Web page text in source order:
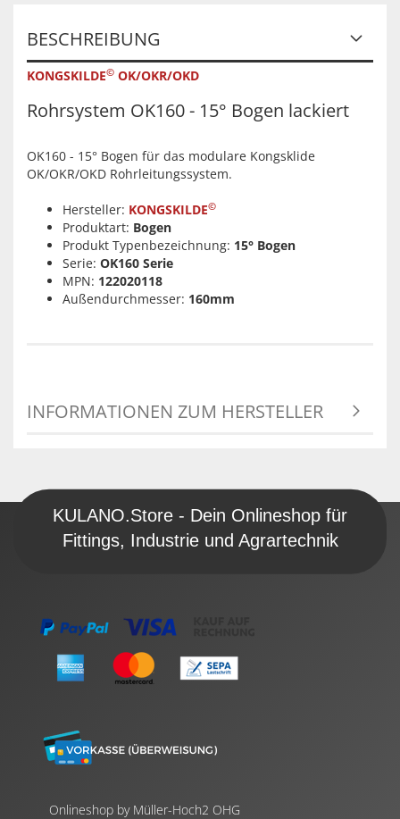
BESCHREIBUNG
KONGSKILDE© OK/OKR/OKD
Rohrsystem OK160 - 15° Bogen lackiert
OK160 - 15° Bogen für das modulare Kongsklide
OK/OKR/OKD Rohrleitungssystem.
Hersteller: KONGSKILDE©
Produktart: Bogen
Produkt Typenbezeichnung: 15° Bogen
Serie: OK160 Serie
MPN: 122020118
Außendurchmesser: 160mm
INFORMATIONEN ZUM HERSTELLER
KULANO.Store - Dein Onlineshop für
Fittings, Industrie und Agrartechnik
Onlineshop by Müller-Hoch2 OHG